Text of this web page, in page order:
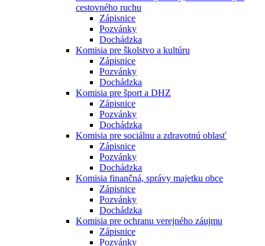
cestovného ruchu
Zápisnice
Pozvánky
Dochádzka
Komisia pre školstvo a kultúru
Zápisnice
Pozvánky
Dochádzka
Komisia pre šport a DHZ
Zápisnice
Pozvánky
Dochádzka
Komisia pre sociálnu a zdravotnú oblasť
Zápisnice
Pozvánky
Dochádzka
Komisia finančná, správy majetku obce
Zápisnice
Pozvánky
Dochádzka
Komisia pre ochranu verejného záujmu
Zápisnice
Pozvánky